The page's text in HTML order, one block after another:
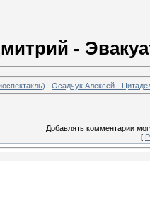
-
Осадчук Алексей -
Добавлять комментарии
[